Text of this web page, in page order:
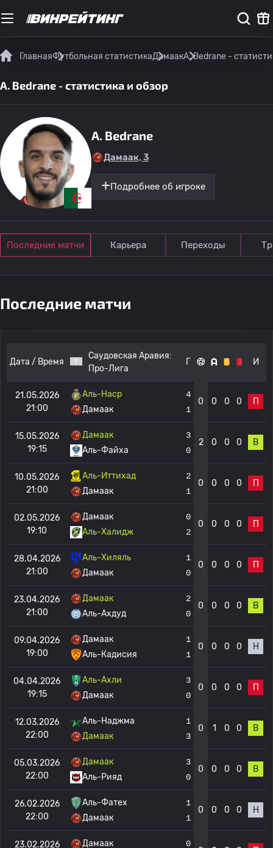
ГлавнаяФутбольная статистикаДамаакA. Bedrane -
A. Bedrane - статистика и обзор
A. Bedrane
Дамаак, 3
Подробнее об игроке
Последние матчи Карьера Переходы
Последние матчи
Дата / Время
Саудовская Аравия:
Про-Лига
Г И
21.05.2026
21:00
Аль-Наср
Дамаак
4
1
0 0 0 0 П
15.05.2026
19:15
Дамаак
Аль-Файха
3
0
2 0 0 0 В
10.05.2026
21:00
Аль-Иттихад
Дамаак
2
1
0 0 0 0 П
02.05.2026
19:10
Дамаак
Аль-Халидж
0
2
0 0 0 0 П
28.04.2026
21:00
Аль-Хиляль
Дамаак
1
0
0 0 0 0 П
23.04.2026
21:00
Дамаак
Аль-Ахдуд
2
0
0 0 0 0 В
09.04.2026
19:00
Дамаак
Аль-Кадисия
1
1
0 0 0 0 Н
04.04.2026
19:15
Аль-Ахли
Дамаак
3
0
0 0 0 0 П
12.03.2026
22:00
Аль-Наджма
Дамаак
1
3
0 1 0 0 В
05.03.2026
22:00
Дамаак
Аль-Рияд
3
0
0 0 0 0 В
26.02.2026
22:00
Аль-Фатех
Дамаак
1
1
0 0 0 0 Н
23.02.2026
Дамаак
0